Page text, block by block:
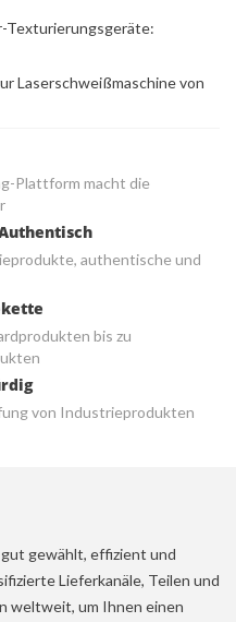
Texturierungsgeräte:
Laserschweißmaschine von
Plattform macht die
authentische und
bis zu
von Industrieprodukten
gewählt, effizient und
Lieferkanäle, Teilen und
weltweit, um Ihnen einen